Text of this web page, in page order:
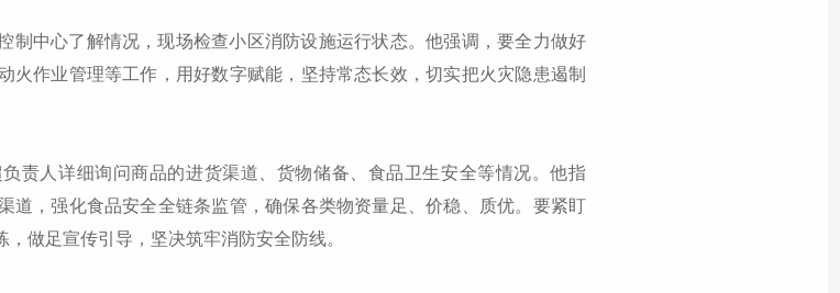
制中心了解情况，现场检查小区消防设施运行状态。他强调，要全力做好
火作业管理等工作，用好数字赋能，坚持常态长效，切实把火灾隐患遏制
责人详细询问商品的进货渠道、货物储备、食品卫生安全等情况。他指
道，强化食品安全全链条监管，确保各类物资量足、价稳、质优。要紧盯
做足宣传引导，坚决筑牢消防安全防线。